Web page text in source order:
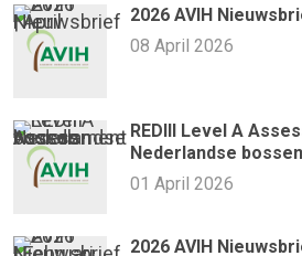
2026 AVIH
08 April 2026
REDIII Level A
Nederlandse bossen
01 April 2026
2026 AVIH